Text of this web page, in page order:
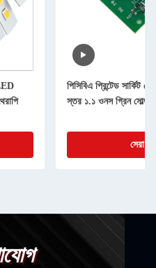
পিসিবিএ প্রিন্টেড সার্কিট
স্তর ১.১ ওনস গ্রিন
সেরা